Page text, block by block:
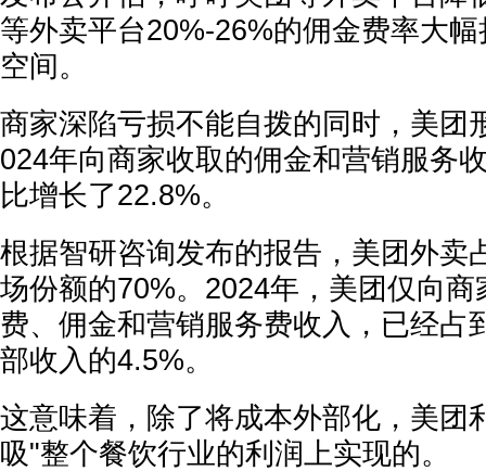
等外卖平台20%-26%的佣金费率大
空间。
商家深陷亏损不能自拨的同时，美团
024年向商家收取的佣金和营销服务
比增长了22.8%。
根据智研咨询发布的报告，美团外卖
场份额的70%。2024年，美团仅向
费、佣金和营销服务费收入，已经占
部收入的4.5%。
这意味着，除了将成本外部化，美团
吸"整个餐饮行业的利润上实现的。